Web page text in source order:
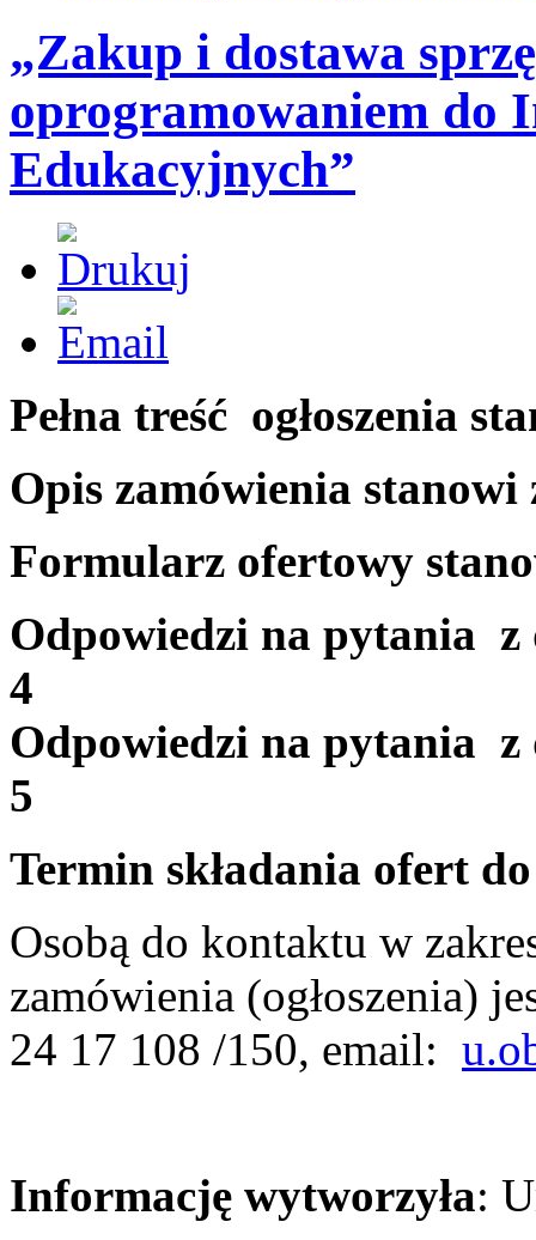
„Zakup i dostawa
oprogramowaniem do
Edukacyjnych”
Pełna treść ogłoszenia
Opis zamówienia
Formularz ofertowy
Odpowiedzi na pytania z
4
Odpowiedzi na pytania z
5
Termin składania ofert
Osobą do kontaktu w
zamówienia (ogłoszenia)
24 17 108 /150, email:
Informację wytworzyła: